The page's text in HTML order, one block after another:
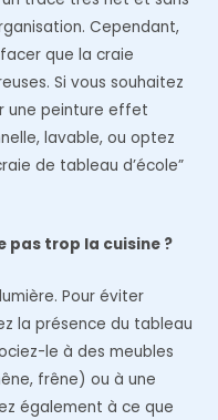
Cependant,
que la craie
Si vous souhaitez
une peinture effet
lavable, ou optez
de tableau d’école”
pas trop la cuisine ?
Pour éviter
la présence du tableau
le à des meubles
frêne) ou à une
également à ce que